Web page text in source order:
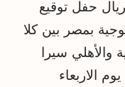
حفل توقيع
بمصر بين كلا
والأهلي سيرا
الاربعاء